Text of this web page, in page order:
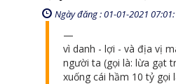
Ngày đăng : 01-01-2021
vì danh - lợi - và địa vị
người ta (gọi là: lừa gạt
xuống cái hầm 10 tỷ gọi